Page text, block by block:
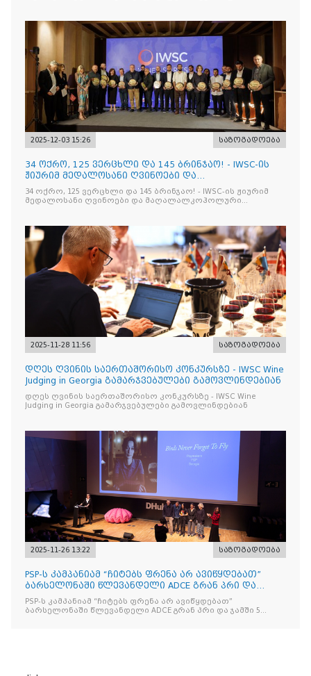
2025-12-03 15:26 საზოგადოება
34 ოქრო, 125 ვერცხლი და 145 ბრინჯაო! - IWSC-ის
ჟიურიმ მედალოსანი ღვინოები და
მაღალალკოჰოლური სასმელე
34 ოქრო, 125 ვერცხლი და 145 ბრინჯაო! - IWSC-ის ჟიურიმ
მედალოსანი ღვინოები და მაღალალკოჰოლური
2025-11-28 11:56 საზოგადოება
დღეს ღვინის საერთაშორისო კონკურსზე - IWSC Wine
Judging in Georgia გამარჯვებულები გამოვლინდებიან
დღეს ღვინის საერთაშორისო კონკურსზე - IWSC Wine
Judging in Georgia გამარჯვებულები გამოვლინდებიან
2025-11-26 13:22 საზოგადოება
PSP-ს კამპანიამ “ჩიტებს ფრენა არ ავიწყდებათ”
ბარსელონაში წლევანდელი ADCE გრან პრი და
ჯამში 5 ჯილდო მ
PSP-ს კამპანიამ “ჩიტებს ფრენა არ ავიწყდებათ”
ბარსელონაში წლევანდელი ADCE გრან პრი და ჯამში 5